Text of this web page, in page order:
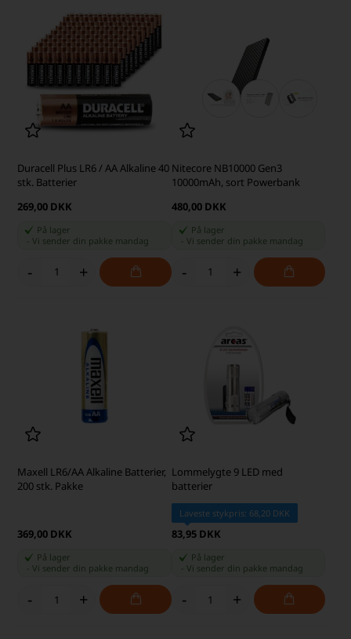
Duracell Plus LR6 / AA Alkaline 40
stk. Batterier
269,00 DKK
På lager
-Vi sender din pakke mandag
- +
Nitecore NB10000 Gen3
10000mAh, sort Powerbank
480,00 DKK
På lager
Vi sender din pakke mandag
- +
Maxell LR6/AA Alkaline Batterier,
200 stk. Pakke
369,00 DKK
På lager
-Vi sender din pakke mandag
- +
Lommelygte 9 LED med
batterier
Laveste stykpris: 68,20 DKK
83,95 DKK
På lager
Vi sender din pakke mandag
- +